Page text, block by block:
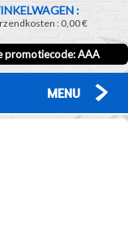
:
:0,00 €
promotiecode:AAA
MENU